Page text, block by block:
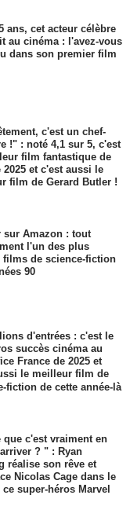
ans, cet acteur célèbre
au cinéma : l'avez-vous
dans son premier film
c'est un chef-
!" : noté 4,1 sur 5, c'est
film fantastique de
2025 et c'est aussi le
film de Gerard Butler !
sur Amazon : tout
l'un des plus
films de science-fiction
90
d'entrées : c'est le
succès cinéma au
France de 2025 et
le meilleur film de
fiction de cette année-là
que c'est vraiment en
? " : Ryan
réalise son rêve et
Nicolas Cage dans le
super-héros Marvel